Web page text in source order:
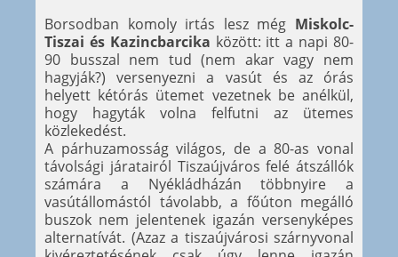
Borsodban komoly irtás lesz még Miskolc-
Tiszai és Kazincbarcika között: itt a napi 80-
90 busszal nem tud (nem akar vagy nem
hagyják?) versenyezni a vasút és az órás
helyett kétórás ütemet vezetnek be anélkül,
hogy hagyták volna felfutni az ütemes
közlekedést.
A párhuzamosság világos, de a 80-as vonal
távolsági járatairól Tiszaújváros felé átszállók
számára a Nyékládházán többnyire a
vasútállomástól távolabb, a főúton megálló
buszok nem jelentenek igazán versenyképes
alternatívát. (Azaz a tiszaújvárosi szárnyvonal